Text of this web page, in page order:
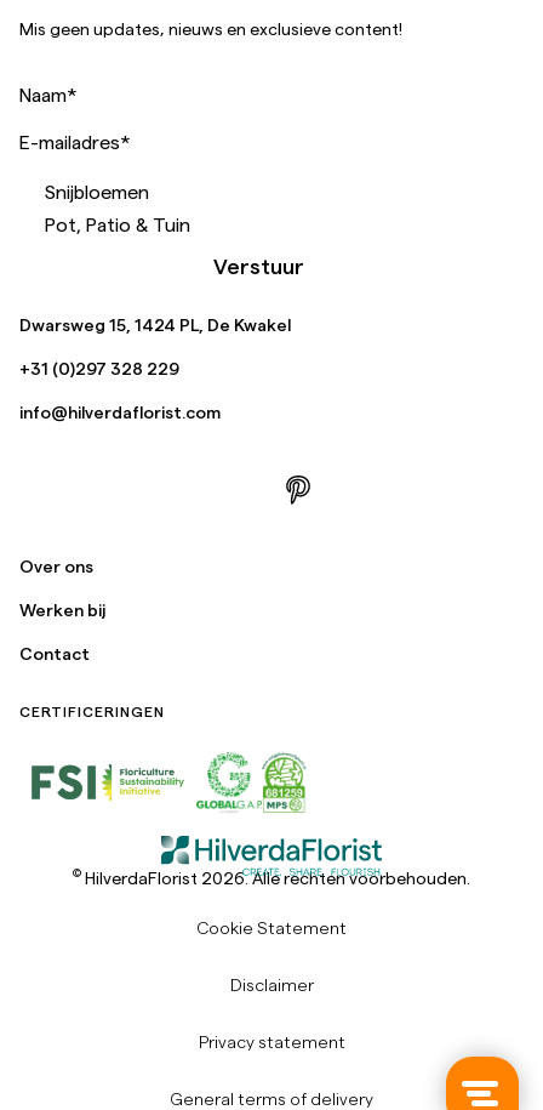
Mis geen updates, nieuws en exclusieve content!
Naam*
E-mailadres*
Snijbloemen
Pot, Patio & Tuin
Verstuur
Dwarsweg 15, 1424 PL, De Kwakel
+31 (0)297 328 229
info@hilverdaflorist.com
Over ons
Werken bij
Contact
CERTIFICERINGEN
© HilverdaFlorist 2026. Alle rechten voorbehouden.
Cookie Statement
Disclaimer
Privacy statement
General terms of delivery